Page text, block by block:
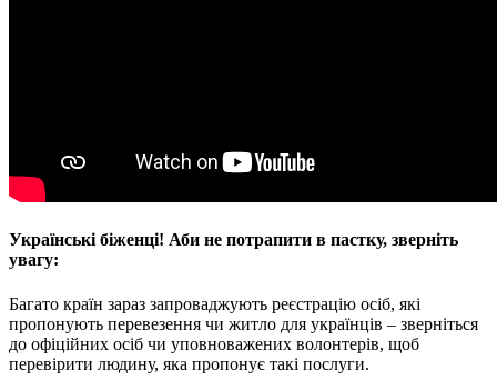
Українські біженці! Аби не потрапити в пастку, зверніть
увагу:
Багато країн зараз запроваджують реєстрацію осіб, які
пропонують перевезення чи житло для українців – зверніться
до офіційних осіб чи уповноважених волонтерів, щоб
перевірити людину, яка пропонує такі послуги.